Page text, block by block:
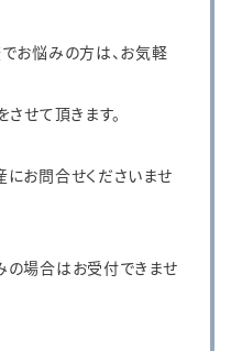
お悩みの方は、お気軽
せて頂きます。
お問合せくださいませ
場合はお受付できませ